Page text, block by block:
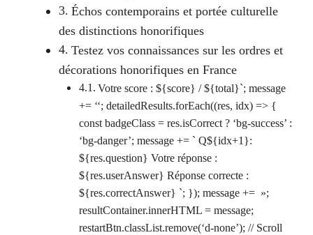
Échos contemporains et portée culturelle
des distinctions honorifiques
Testez vos connaissances sur les ordres et
décorations honorifiques en France
Votre score : ${score} / ${total}`; message
+= ‘‘; detailedResults.forEach((res, idx) => {
const badgeClass = res.isCorrect ? ‘bg-success’ :
‘bg-danger’; message += ` Q${idx+1}:
${res.question} Votre réponse :
${res.userAnswer} Réponse correcte :
${res.correctAnswer} `; }); message += »;
resultContainer.innerHTML = message;
restartBtn.classList.remove(‘d-none’); // Scroll